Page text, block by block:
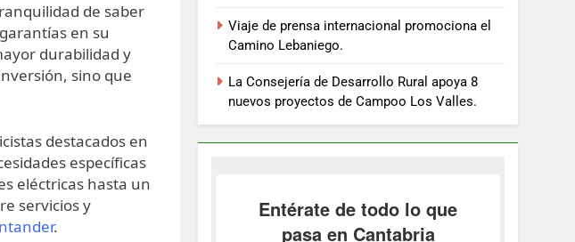
de saber
en su
durabilidad y
sino que
destacados en
específicas
eléctricas hasta un
servicios y
.
Viaje de prensa internacional promociona el
Camino Lebaniego.
La Consejería de Desarrollo Rural apoya 8
nuevos proyectos de Campoo Los Valles.